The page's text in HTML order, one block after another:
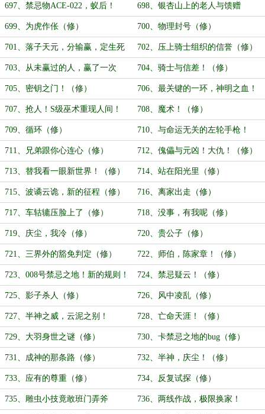
（修）
697、禁忌物ACE-022，蚁后！
（修）
698、银杏山上的老人与馈赠
（修）
699、为虎作伥（修） 700、物理封号（修）
701、落子天元，分输赢，定生死
（修）
702、压上骑士组织的信誉（修）
703、从未赢过的人，赢了一次
（修）
704、骑士与信差！（修）
705、密钥之门！（修） 706、最关键的一环，神明之血！
（修）
707、抢人！S级巫术重现人间！
（修）
708、魔术！（修）
709、循环（修） 710、与命运无关的左轮手枪！
（修）
711、兄弟跟你心连心（修） 712、傀儡与元凶！大仇！（修）
713、替我看一眼新世界！（修） 714、站在阳光里（修）
715、波谲云诡，新的征程（修） 716、离家出走（修）
717、车轱辘压脸上了（修） 718、没事，有我呢（修）
719、庆尘，我冷（修） 720、贵公子（修）
721、三界外的豁免判定（修） 722、师伯，陈家章！（修）
723、008号禁忌之地！新的规则！
（修）
724、禁忌疑云！（修）
725、影子杀人（修） 726、风中凌乱（修）
727、半神之威，云泥之别！
（修）
728、亡命天涯！（修）
729、大羽身世之谜（修） 730、卡禁忌之地的bug（修）
731、成神的那条路（修） 732、半神，庆尘！（修）
733、应有的尊重（修） 734、反复试探（修）
735、雕虫小技竟敢班门弄斧 736、两线作战，极限换家！